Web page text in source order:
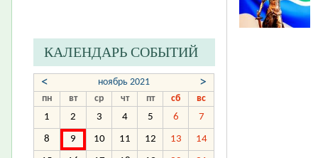
КАЛЕНДАРЬ СОБЫТИЙ
< ноябрь 2021 >
пн вт ср чт пт сб
вс
1
2 3 4 5 6 7
8 9 10 11 12 13 14